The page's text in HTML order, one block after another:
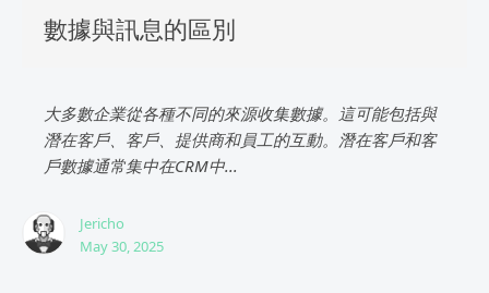
數據與訊息的區別
大多數企業從各種不同的來源收集數據。這可能包括與
潛在客戶、客戶、提供商和員工的互動。潛在客戶和客
戶數據通常集中在CRM中...
Jericho
May 30, 2025